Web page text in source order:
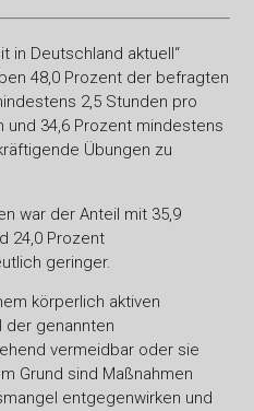
in Deutschland aktuell“
48,0 Prozent der befragten
2,5 Stunden pro
und 34,6 Prozent mindestens
Übungen zu
war der Anteil mit 35,9
24,0 Prozent
geringer.
körperlich aktiven
der genannten
vermeidbar oder sie
Grund sind Maßnahmen
entgegenwirken und